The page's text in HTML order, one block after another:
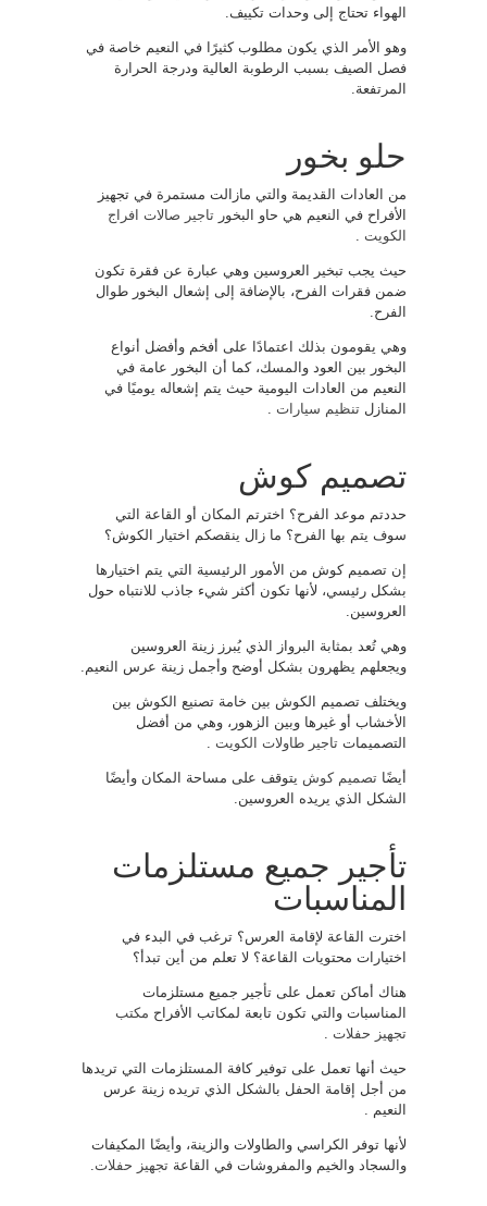
الهواء تحتاج إلى وحدات تكييف.
وهو الأمر الذي يكون مطلوب كثيرًا في النعيم خاصة في
فصل الصيف بسبب الرطوبة العالية ودرجة الحرارة
المرتفعة.
حلو بخور
من العادات القديمة والتي مازالت مستمرة في تجهيز
الأفراح في النعيم هي حاو البخور تاجير صالات افراج
الكويت
حيث يجب تبخير العروسين وهي عبارة عن فقرة تكون
ضمن فقرات الفرح، بالإضافة إلى إشعال البخور طوال
الفرح.
وهي يقومون بذلك اعتمادًا على أفخم وأفضل أنواع
البخور بين العود والمسك، كما أن البخور عامة في
النعيم من العادات اليومية حيث يتم إشعاله يوميًا في
المنازل تنظيم سيارات
تصميم كوش
حددتم موعد الفرح؟ اخترتم المكان أو القاعة التي
سوف يتم بها الفرح؟ ما زال ينقصكم اختيار الكوش؟
إن تصميم كوش من الأمور الرئيسية التي يتم اختيارها
بشكل رئيسي، لأنها تكون أكثر شيء جاذب للانتباه حول
العروسين.
وهي تُعد بمثابة البرواز الذي يُبرز زينة العروسين
ويجعلهم يظهرون بشكل أوضح وأجمل زينة عرس النعيم.
ويختلف تصميم الكوش بين خامة تصنيع الكوش بين
الأخشاب أو غيرها وبين الزهور، وهي من أفضل
التصميمات تاجير طاولات الكويت
أيضًا تصميم كوش يتوقف على مساحة المكان وأيضًا
الشكل الذي يريده العروسين.
تأجير جميع مستلزمات
المناسبات
اخترت القاعة لإقامة العرس؟ ترغب في البدء في
اختيارات محتويات القاعة؟ لا تعلم من أين تبدأ؟
هناك أماكن تعمل على تأجير جميع مستلزمات
المناسبات والتي تكون تابعة لمكاتب الأفراح مكتب
تجهيز حفلات
حيث أنها تعمل على توفير كافة المستلزمات التي تريدها
من أجل إقامة الحفل بالشكل الذي تريده زينة عرس
النعيم .
لأنها توفر الكراسي والطاولات والزينة، وأيضًا المكيفات
والسجاد والخيم والمفروشات في القاعة تجهيز حفلات